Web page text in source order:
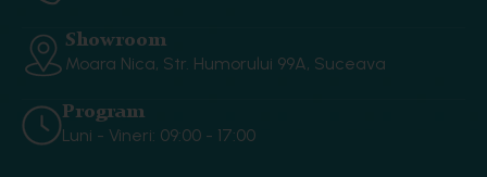
Showroom
Moara Nica, Str. Humorului 99A, Suceava
Program
Luni - Vineri: 09:00 - 17:00